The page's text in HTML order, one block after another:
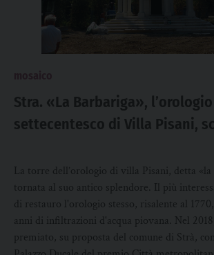
Stra. «La Barbariga», l’orologio
settecentesco di Villa Pisani,
La torre dell’orologio di villa Pisani, detta «la
tornata al suo antico splendore. Il più
di restauro l'orologio stesso, risalente al
anni di infiltrazioni d'acqua piovana. Nel
premiato, su proposta del comune di Strà,